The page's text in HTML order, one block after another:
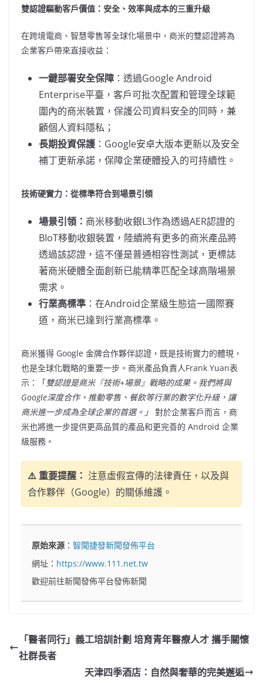
雙認證驅動客戶價值：安全、效率與成本的三重升級
在跨境電商、智慧零售等全球化場景中，商米的雙認證將為
企業客戶帶來直接收益：
一鍵部署安全保障 ：透過Google Android
Enterprise平臺，客戶可批次配置和管理全球範
圍內的商米裝置，保護公司資料安全的同時，兼
顧個人資料隱私 ；
長期投資保護 ：Google安卓大版本更新以及安全
補丁更新承諾，保障企業硬體投入的可持續性。
技術硬實力：從標準符合到場景引領
場景引領： 商米移動收銀L3作為透過AER認證的
BIoT移動收銀裝置，陸續將有更多的商米產品將
透過該認證，這不僅是普通相容性測試，更標誌
著商米硬體全面創新已能精準匹配全球高階場景
需求。
行業高標準 ：在Android企業級生態這一國際賽
道，商米已達到行業高標準。
商米獲得 Google 金牌合作夥伴認證，既是技術實力的體現，
也是全球化戰略的重要一步。商米產品負責人Frank Yuan表
示：「雙認證是商米『技術+場景』戰略的成果。我們將與
Google深度合作，推動零售、餐飲等行業的數字化升級，讓
商米進一步成為全球企業的首選。」 對於企業客戶而言，商
米也將進一步提供更高品質的產品和更完善的 Android 企業
級服務。
⚠️ 重要提醒： 注意虛假宣傳的法律責任，以及與
合作夥伴（Google）的關係維護。
原始來源 ：智聞捷發新聞發佈平台
網址： https://www.111.net.tw
歡迎前往新聞發佈平台發佈新聞
「醫者同行」義工培訓計劃 培育青年醫療人才 攜手關懷
社群長者
天津四季酒店：自然與奢華的完美邂逅